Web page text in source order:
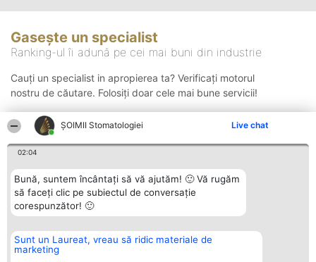
ȘOIMII Stomatologiei Live chat
02:04
Bună, suntem încântați să vă ajutăm! 🙂 Vă rugăm
să faceți clic pe subiectul de conversație
corespunzător! 🙂
Sunt un Laureat, vreau să ridic materiale de
marketing
Gasește un specialist
Ranking-ul îi adună pe cei mai buni din industrie
Cauți un specialist in apropierea ta? Verificați motorul
nostru de căutare. Folosiți doar cele mai bune servicii!
Organizator Ranking
BRIGHT SOLUTIONS BR SRL
Plebiscyt Contact